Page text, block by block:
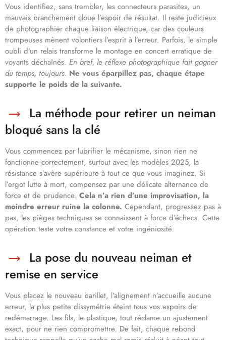
Vous identifiez, sans trembler, les connecteurs parasites, un
mauvais branchement cloue l’espoir de résultat. Il reste judicieux
de photographier chaque liaison électrique, car des couleurs
trompeuses mènent volontiers l’esprit à l’erreur. Parfois, le simple
oubli d’un relais transforme le montage en concert erratique de
voyants déchaînés. En bref, le réflexe photographique fait gagner
du temps, toujours. Ne vous éparpillez pas, chaque étape
supporte le poids de la suivante.
La méthode pour retirer un neiman
bloqué sans la clé
Vous commencez par lubrifier le mécanisme, sinon rien ne
fonctionne correctement, surtout avec les modèles 2025, la
résistance s’avère supérieure à tout ce que vous imaginez. Si
l’ergot lutte à mort, compensez par une délicate alternance de
force et de prudence. Cela n’a rien d’une improvisation, la
moindre erreur ruine la colonne. Cependant, progressez pas à
pas, les pièges techniques se connaissent à force d’échecs. Cette
opération teste votre constance et votre ingéniosité.
La pose du nouveau neiman et
remise en service
Vous placez le nouveau barillet, l’alignement n’accueille aucune
erreur, la plus petite dissymétrie éteint tous vos espoirs de
redémarrage. Les fils, le plastique, tout réclame un ajustement
exact, pour ne rien compromettre. De fait, chaque rebond